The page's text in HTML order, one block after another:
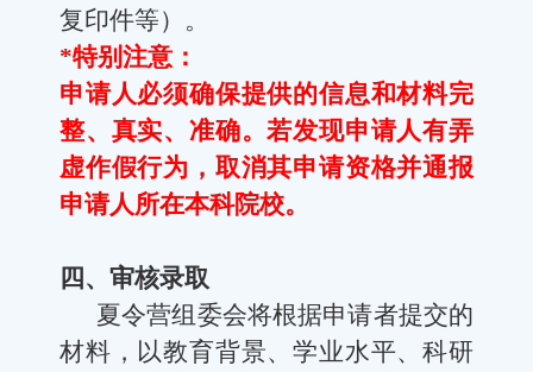
复印件等）。
*特别注意：
申请人必须确保提供的信息和材料完
整、真实、准确。若发现申请人有弄
虚作假行为，取消其申请资格并通报
申请人所在本科院校。
四、审核录取
夏令营组委会将根据申请者提交的
材料，以教育背景、学业水平、科研